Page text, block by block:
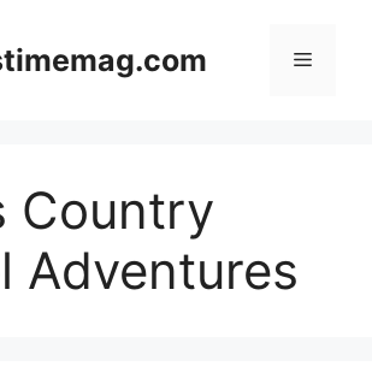
Menu
Country
Adventures